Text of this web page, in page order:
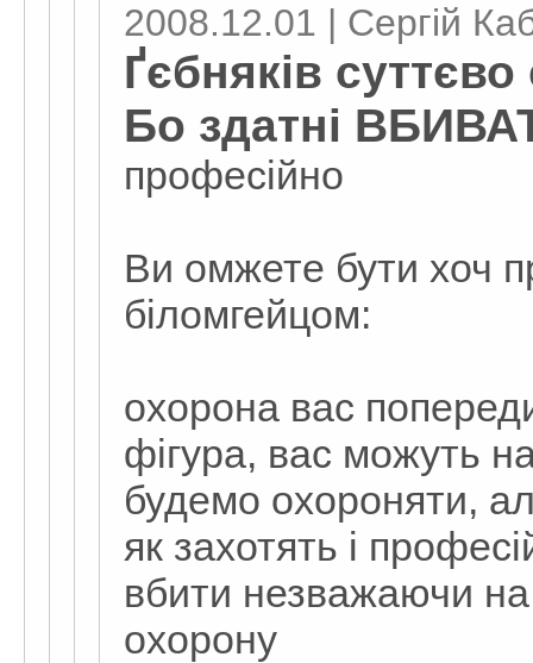
2008.12.01 | Сергій
Ґєбняків
Бо здатні
професійно
Ви омжете бути хоч
біломгейцом:
охорона вас
фігура, вас можуть
будемо охороняти,
як захотять і
вбити незважаючи
охорону